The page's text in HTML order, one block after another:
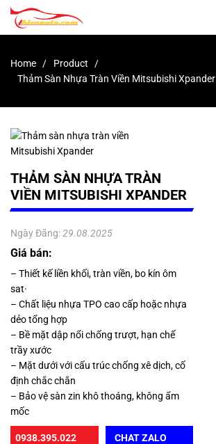
Home
Product
Thảm Sàn Nhựa Tràn Viền Mitsubishi Xpander
THẢM SÀN NHỰA TRÀN
VIỀN MITSUBISHI XPANDER
Ngày Đăng: 29.08.2025
Giá bán:
– Thiết kế liền khối, tràn viền, bo kín ôm
sat·
– Chất liệu nhựa TPO cao cấp hoặc nhựa
dẻo tổng hợp
– Bề mặt dập nổi chống trượt, hạn chế
trầy xước
– Mặt dưới với cấu trúc chống xê dịch, cố
định chắc chắn
– Bảo vệ sàn zin khô thoáng, không ẩm
mốc
0938.395.022 CHAT ZALO